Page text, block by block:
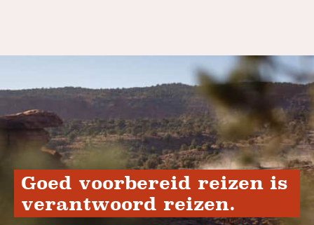
Goed voorbereid reizen is
verantwoord reizen.